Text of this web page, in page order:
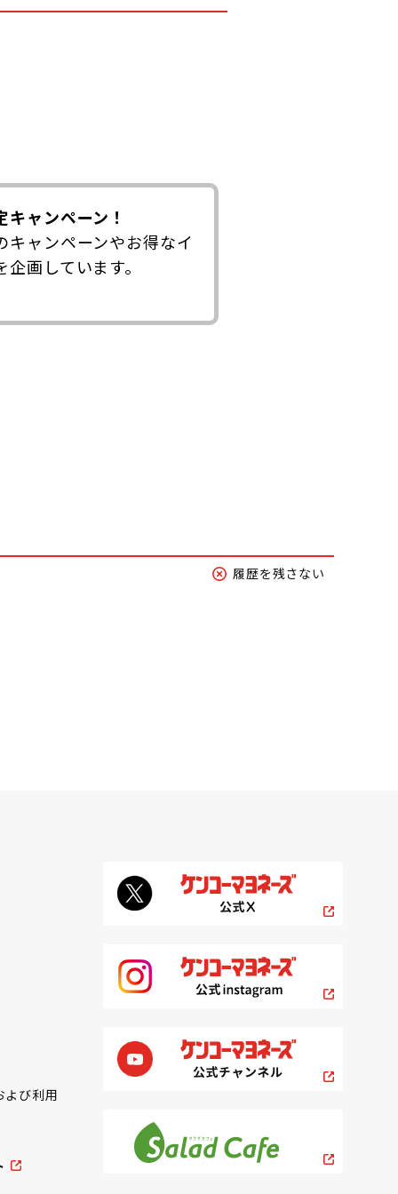
ャンペーン！
キャンペーンやお得なイ
画しています。
履歴を残さない
よび利用